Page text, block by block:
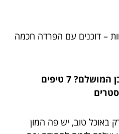
– דוכנים עם הפרדה חכמה
איך לבחור את הדוכן המושלם? 7 טיפים
באוכל טוב, יש פה המון